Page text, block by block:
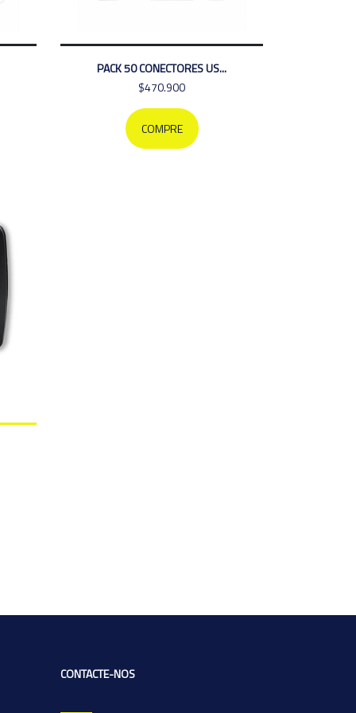
PACK 50 CONECTORES US...
$470.900
COMPRE
CONTACTE-NOS